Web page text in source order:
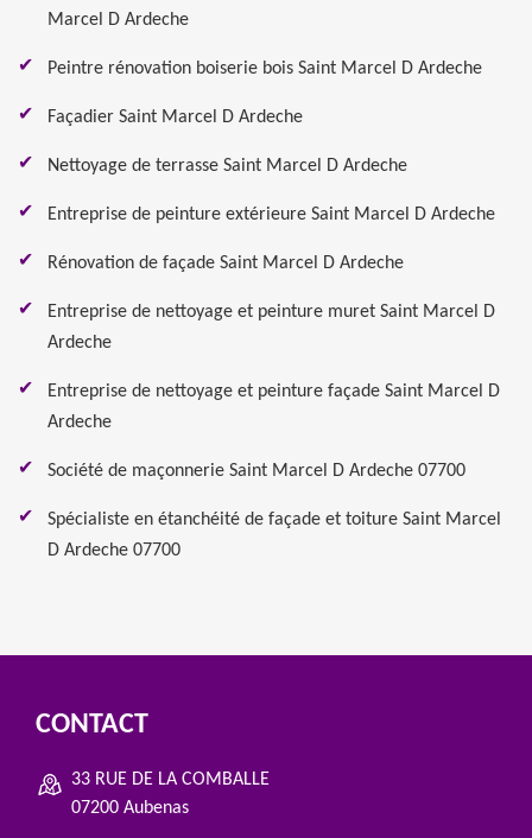
Marcel D Ardeche
Peintre rénovation boiserie bois Saint Marcel D Ardeche
Façadier Saint Marcel D Ardeche
Nettoyage de terrasse Saint Marcel D Ardeche
Entreprise de peinture extérieure Saint Marcel D Ardeche
Rénovation de façade Saint Marcel D Ardeche
Entreprise de nettoyage et peinture muret Saint Marcel D
Ardeche
Entreprise de nettoyage et peinture façade Saint Marcel D
Ardeche
Société de maçonnerie Saint Marcel D Ardeche 07700
Spécialiste en étanchéité de façade et toiture Saint Marcel
D Ardeche 07700
CONTACT
33 RUE DE LA COMBALLE
07200 Aubenas